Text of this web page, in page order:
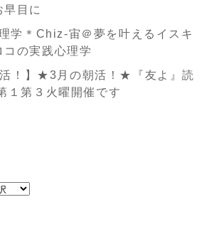
目に
学＊Chiz-宙＠夢を叶えるイスキ
コの実践心理学
活！】★3月の朝活！★『友よ』読
第３火曜開催です